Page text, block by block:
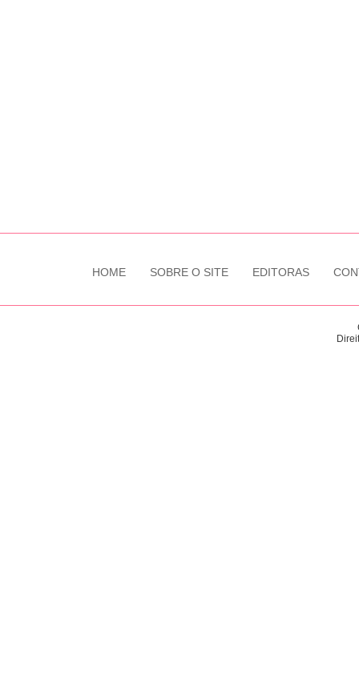
HOME SOBRE O SITE EDITORAS